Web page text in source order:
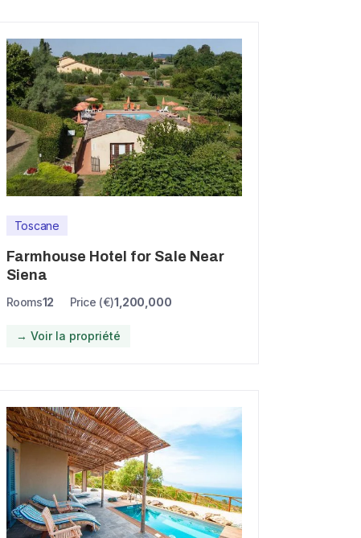
Toscane
Farmhouse Hotel for Sale Near
Siena
Rooms12 Price (€)1,200,000
→ Voir la propriété